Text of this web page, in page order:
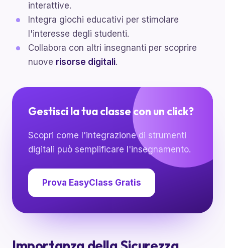
interattive.
Integra giochi educativi per stimolare
l'interesse degli studenti.
Collabora con altri insegnanti per scoprire
nuove risorse digitali.
Gestisci la tua classe con un click?
Scopri come l'integrazione di strumenti
digitali può semplificare l'insegnamento.
Prova EasyClass Gratis